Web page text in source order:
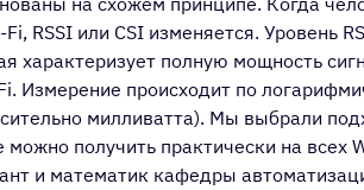
RSSI или CSI изменяется. Уровень
характеризует полную мощность
Измерение происходит по
милливатта). Мы выбрали
можно получить практически на всех
и математик кафедры